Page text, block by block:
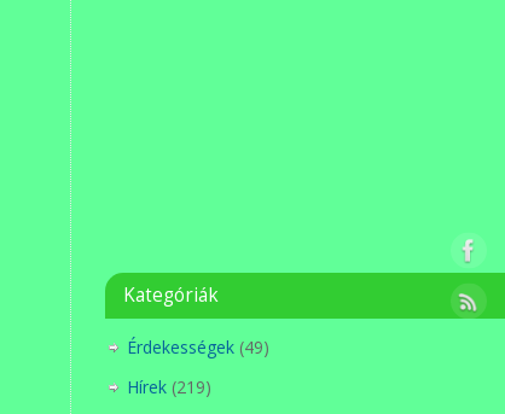
Kategóriák
Érdekességek (49)
Hírek (219)